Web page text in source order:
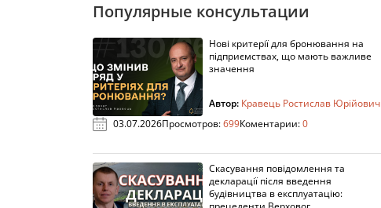
Популярные консультации
Нові критерії для бронювання на
підприємствах, що мають важливе
значення
Автор: Кравець Ростислав Юрійович
03.07.2026Просмотров:699Коментарии:0
Скасування повідомлення та
декларації після введення
будівництва в експлуатацію: